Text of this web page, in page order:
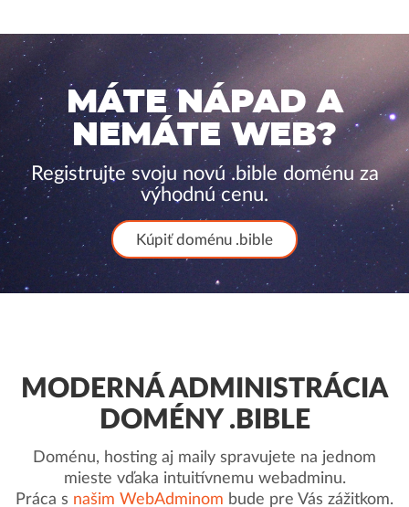
MÁTE NÁPAD A
NEMÁTE WEB?
Registrujte svoju novú .bible doménu za
výhodnú cenu.
Kúpiť doménu .bible
MODERNÁ ADMINISTRÁCIA
DOMÉNY .BIBLE
Doménu, hosting aj maily spravujete na jednom
mieste vďaka intuitívnemu webadminu.
Práca s našim WebAdminom bude pre Vás zážitkom.